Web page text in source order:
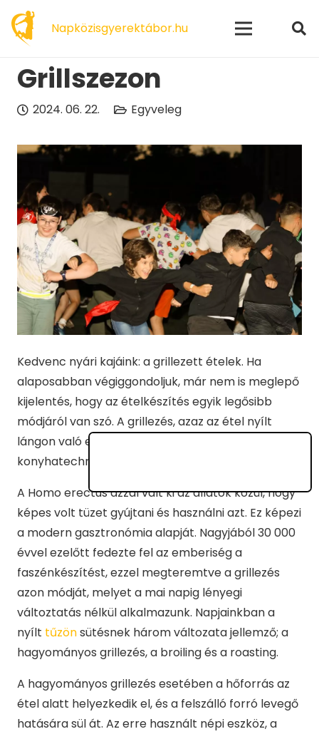
Napközisgyerektábor.hu
Grillszezon
2024. 06. 22. Egyveleg
Kedvenc nyári kajáink: a grillezett ételek. Ha
alaposabban végiggondoljuk, már nem is meglepő
kijelentés, hogy az ételkészítés egyik legősibb
módjáról van szó. A grillezés, azaz az étel nyílt
lángon való elkészítése az egész világon elterjedt
konyhatechnikai eljárás.
A Homo erectus azzal vált ki az állatok közül, hogy
képes volt tüzet gyújtani és használni azt. Ez képezi
a modern gasztronómia alapját. Nagyjából 30 000
évvel ezelőtt fedezte fel az emberiség a
faszénkészítést, ezzel megteremtve a grillezés
azon módját, melyet a mai napig lényegi
változtatás nélkül alkalmazunk. Napjainkban a
nyílt tűzönsütésnek három változata jellemző; a
hagyományos grillezés, a broiling és a roasting.
A hagyományos grillezés esetében a hőforrás az
étel alatt helyezkedik el, és a felszálló forró levegő
hatására sül át. Az erre használt népi eszköz, a